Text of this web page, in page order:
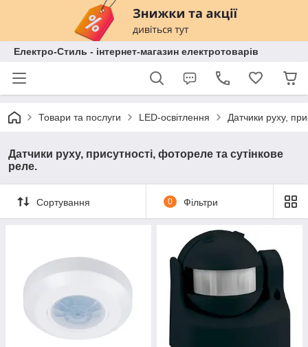
Електро-Стиль - інтернет-магазин електротоварів
Товари та послуги LED-освітлення Датчики руху,
Датчики руху, присутності, фотореле та сутінкове
реле.
Сортування 0 Фільтри